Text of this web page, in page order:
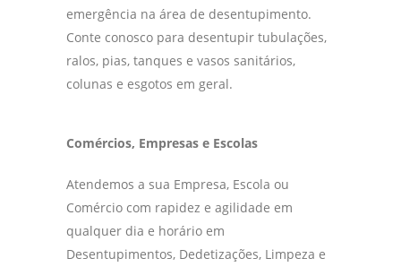
emergência na área de desentupimento.
Conte conosco para desentupir tubulações,
ralos, pias, tanques e vasos sanitários,
colunas e esgotos em geral.
Comércios, Empresas e Escolas
Atendemos a sua Empresa, Escola ou
Comércio com rapidez e agilidade em
qualquer dia e horário em
Desentupimentos, Dedetizações, Limpeza e